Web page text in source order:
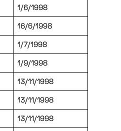
1/6/1998
16/6/1998
1/7/1998
1/9/1998
13/11/1998
13/11/1998
13/11/1998